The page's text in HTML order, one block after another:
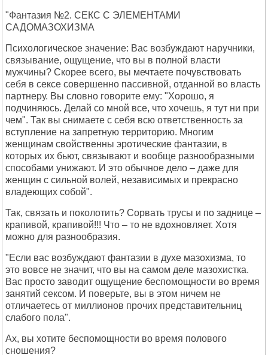
"Фантазия №2. СЕКС С ЭЛЕМЕНТАМИ
САДОМАЗОХИЗМА
Психологическое значение: Вас возбуждают наручники,
связывание, ощущение, что вы в полной власти
мужчины? Скорее всего, вы мечтаете почувствовать
себя в сексе совершенно пассивной, отданной во власть
партнеру. Вы словно говорите ему: "Хорошо, я
подчиняюсь. Делай со мной все, что хочешь, я тут ни при
чем". Так вы снимаете с себя всю ответственность за
вступление на запретную территорию. Многим
женщинам свойственны эротические фантазии, в
которых их бьют, связывают и вообще разнообразными
способами унижают. И это обычное дело – даже для
женщин с сильной волей, независимых и прекрасно
владеющих собой".
Так, связать и поколотить? Сорвать трусы и по заднице –
крапивой, крапивой!!! Что – то не вдохновляет. Хотя
можно для разнообразия.
"Если вас возбуждают фантазии в духе мазохизма, то
это вовсе не значит, что вы на самом деле мазохистка.
Вас просто заводит ощущение беспомощности во время
занятий сексом. И поверьте, вы в этом ничем не
отличаетесь от миллионов прочих представительниц
слабого пола".
Ах, вы хотите беспомощности во время полового
сношения?